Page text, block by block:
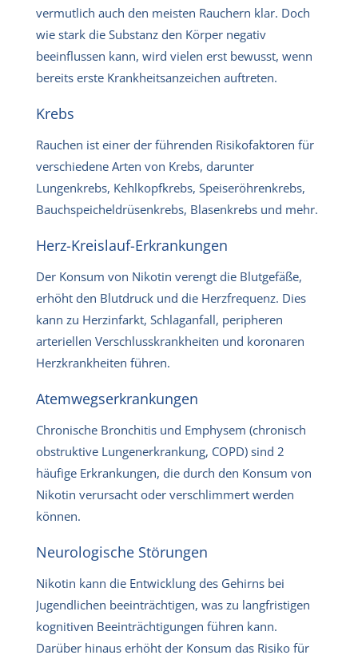
vermutlich auch den meisten Rauchern klar. Doch
wie stark die Substanz den Körper negativ
beeinflussen kann, wird vielen erst bewusst, wenn
bereits erste Krankheitsanzeichen auftreten.
Krebs
Rauchen ist einer der führenden Risikofaktoren für
verschiedene Arten von Krebs, darunter
Lungenkrebs, Kehlkopfkrebs, Speiseröhrenkrebs,
Bauchspeicheldrüsenkrebs, Blasenkrebs und mehr.
Herz-Kreislauf-Erkrankungen
Der Konsum von Nikotin verengt die Blutgefäße,
erhöht den Blutdruck und die Herzfrequenz. Dies
kann zu Herzinfarkt, Schlaganfall, peripheren
arteriellen Verschlusskrankheiten und koronaren
Herzkrankheiten führen.
Atemwegserkrankungen
Chronische Bronchitis und Emphysem (chronisch
obstruktive Lungenerkrankung, COPD) sind 2
häufige Erkrankungen, die durch den Konsum von
Nikotin verursacht oder verschlimmert werden
können.
Neurologische Störungen
Nikotin kann die Entwicklung des Gehirns bei
Jugendlichen beeinträchtigen, was zu langfristigen
kognitiven Beeinträchtigungen führen kann.
Darüber hinaus erhöht der Konsum das Risiko für